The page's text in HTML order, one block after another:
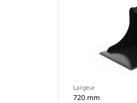
Largeur
720 mm